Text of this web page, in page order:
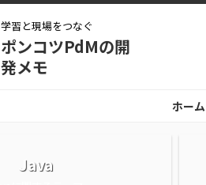
学習と現場をつなぐ
ポンコツPdMの開
発メモ
ホーム
Java